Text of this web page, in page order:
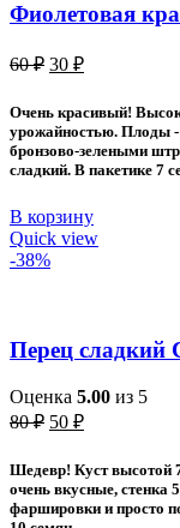
Фиолетовая
60₽ Первоначальная
составляла
60 ₽.
30 ₽Текущая
30 ₽.
Очень красивый!
урожайностью. Плоды
бронзово-зелеными
сладкий. В пакетике 7
В корзину
Quick view
-38%
Перец сладкий
Оценка 5.00 из 5
80₽ Первоначальная
составляла
80 ₽.
50 ₽Текущая
50 ₽.
Шедевр! Куст высотой
очень вкусные, стенка
фаршировки и просто